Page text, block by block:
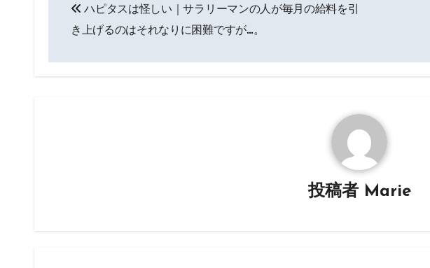
ハピタスは怪しい｜サラリーマンの人が毎月の給料を引
き上げるのはそれなりに困難ですが…。
投稿者 Marie